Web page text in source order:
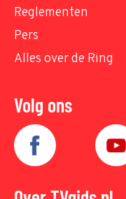
Reglementen
Pers
Alles over de Ring
Volg ons